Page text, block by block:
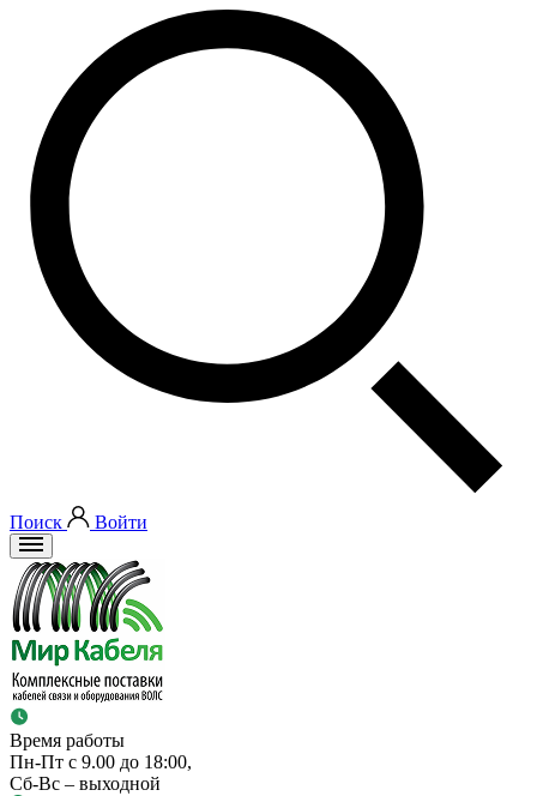
Поиск Войти
Время работы
Пн-Пт с 9.00 до 18:00,
Сб-Вс – выходной